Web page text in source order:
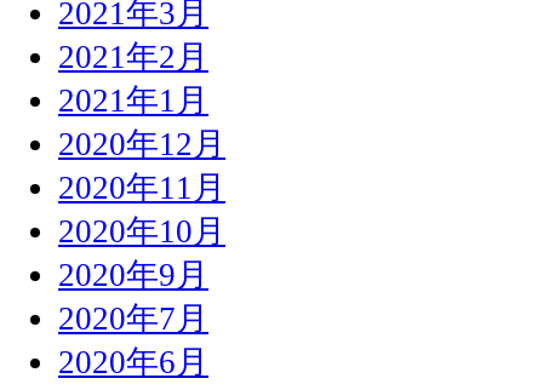
2021年3月
2021年2月
2021年1月
2020年12月
2020年11月
2020年10月
2020年9月
2020年7月
2020年6月